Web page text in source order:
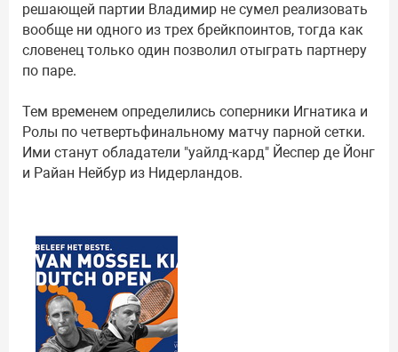
решающей партии Владимир не сумел реализовать
вообще ни одного из трех брейкпоинтов, тогда как
словенец только один позволил отыграть партнеру
по паре.
Тем временем определились соперники Игнатика и
Ролы по четвертьфинальному матчу парной сетки.
Ими станут обладатели "уайлд-кард" Йеспер де Йонг
и Райан Нейбур из Нидерландов.